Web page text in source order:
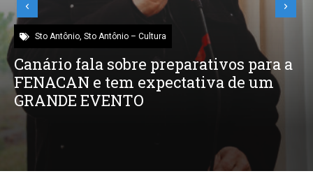
Sto Antônio, Sto Antônio – Cultura
Canário fala sobre preparativos para a
FENACAN e tem expectativa de um
GRANDE EVENTO